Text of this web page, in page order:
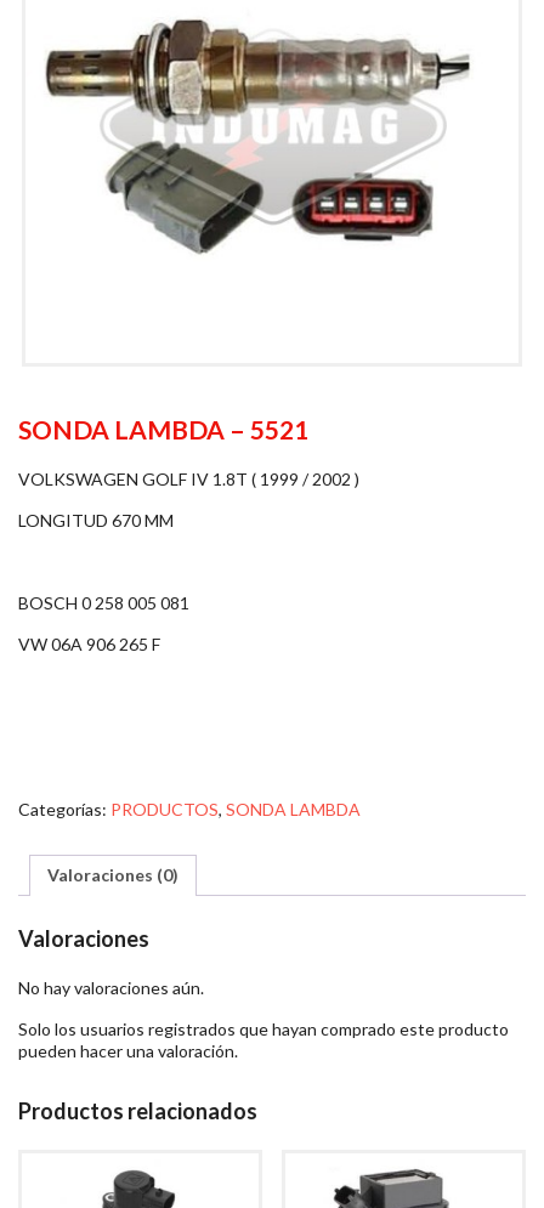
SONDA LAMBDA – 5521
VOLKSWAGEN GOLF IV 1.8T ( 1999 / 2002 )
LONGITUD 670 MM
BOSCH 0 258 005 081
VW 06A 906 265 F
Categorías: PRODUCTOS, SONDA LAMBDA
Valoraciones (0)
Valoraciones
No hay valoraciones aún.
Solo los usuarios registrados que hayan comprado este producto
pueden hacer una valoración.
Productos relacionados